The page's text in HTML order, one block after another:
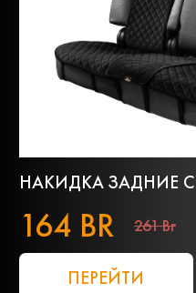
НАКИДКА ЗАДНИЕ
164 BR 261 Br
ПЕРЕЙТИ